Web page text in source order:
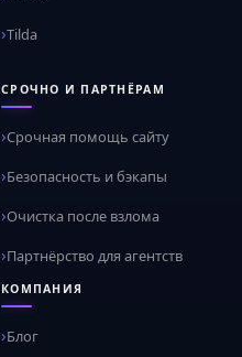
Tilda
СРОЧНО И ПАРТНЁРАМ
Срочная помощь сайту
Безопасность и бэкапы
Очистка после взлома
Партнёрство для агентств
КОМПАНИЯ
Блог